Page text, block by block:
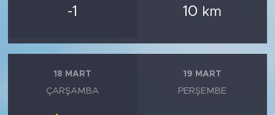
-1 10 km
18 MART
ÇARŞAMBA
19 MART
PERŞEMBE